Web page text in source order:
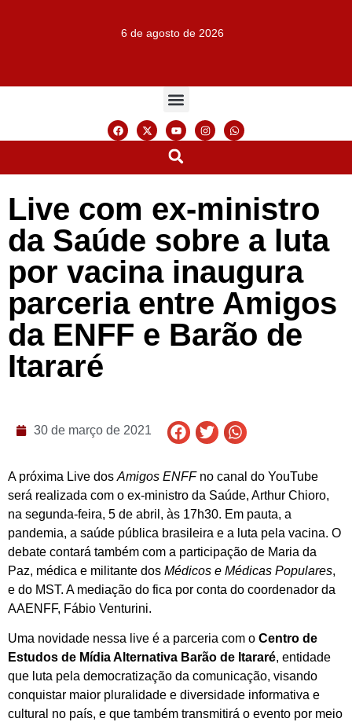
6 de agosto de 2026
Live com ex-ministro
da Saúde sobre a luta
por vacina inaugura
parceria entre Amigos
da ENFF e Barão de
Itararé
30 de março de 2021
A próxima Live dos Amigos ENFFno canal do YouTube
será realizada com o ex-ministro da Saúde, Arthur Chioro,
na segunda-feira, 5 de abril, às 17h30. Em pauta, a
pandemia, a saúde pública brasileira e a luta pela vacina. O
debate contará também com a participação de Maria da
Paz, médica e militante dos Médicos e Médicas Populares,
e do MST. A mediação do fica por conta do coordenador da
AAENFF, Fábio Venturini.
Uma novidade nessa live é a parceria com o Centro de
Estudos de Mídia Alternativa Barão de Itararé, entidade
que luta pela democratização da comunicação, visando
conquistar maior pluralidade e diversidade informativa e
cultural no país, e que também transmitirá o evento por meio